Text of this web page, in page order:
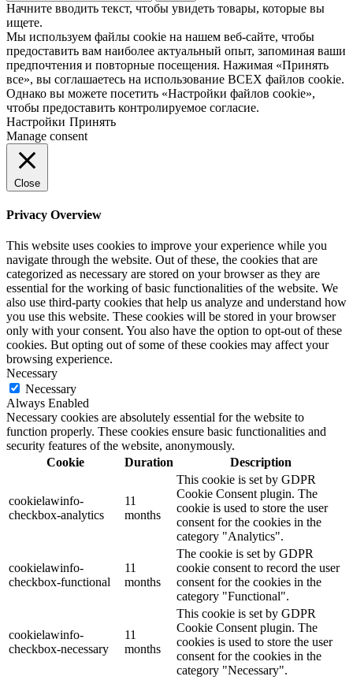
Начните вводить текст, чтобы увидеть товары, которые вы
ищете.
Мы используем файлы cookie на нашем веб-сайте, чтобы
предоставить вам наиболее актуальный опыт, запоминая ваши
предпочтения и повторные посещения. Нажимая «Принять
все», вы соглашаетесь на использование ВСЕХ файлов cookie.
Однако вы можете посетить «Настройки файлов cookie»,
чтобы предоставить контролируемое согласие.
Настройки Принять
Manage consent
Close
Privacy Overview
This website uses cookies to improve your experience while you
navigate through the website. Out of these, the cookies that are
categorized as necessary are stored on your browser as they are
essential for the working of basic functionalities of the website. We
also use third-party cookies that help us analyze and understand how
you use this website. These cookies will be stored in your browser
only with your consent. You also have the option to opt-out of these
cookies. But opting out of some of these cookies may affect your
browsing experience.
Necessary
Necessary
Always Enabled
Necessary cookies are absolutely essential for the website to
function properly. These cookies ensure basic functionalities and
security features of the website, anonymously.
Cookie
Duration Description
cookielawinfo-
checkbox-analytics
11
months
This cookie is set by GDPR
Cookie Consent plugin. The
cookie is used to store the user
consent for the cookies in the
category "Analytics".
cookielawinfo-
checkbox-functional
11
months
The cookie is set by GDPR
cookie consent to record the user
consent for the cookies in the
category "Functional".
cookielawinfo-
checkbox-necessary
11
months
This cookie is set by GDPR
Cookie Consent plugin. The
cookies is used to store the user
consent for the cookies in the
category "Necessary".